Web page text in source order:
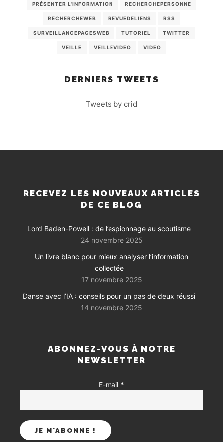
PRÉSENTER L'INFORMATION RECHERCHEPERSONNE
RECHERCHEWEB REVUEDELIENS RSS
SURVEILLANCEPAGESWEB TUTORIEL TWITTER
VEILLE VEILLEVIDEO VIDEO
DERNIERS TWEETS
Tweets by crid
RECEVEZ LES NOUVEAUX ARTICLES
DE CE BLOG
Lord Baden-Powell : de l’espionnage au scoutisme
24 novembre 2025
Un livre blanc pour mieux analyser l’information
collectée
17 novembre 2025
Danse avec l’IA : conseils pour un pas de deux réussi
14 novembre 2025
ABONNEZ-VOUS À NOTRE
NEWSLETTER
E-mail *